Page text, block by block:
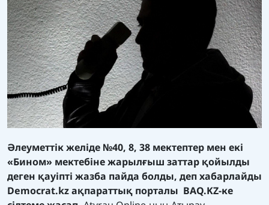
Әлеуметтік желіде №40, 8, 38 мектептер мен екі
«Бином» мектебіне жарылғыш заттар қойылды
деген қауіпті жазба пайда болды, деп хабарлайды
Democrat.kz ақпараттық порталы BAQ.KZ-ке